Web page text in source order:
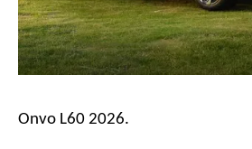
Onvo L60 2026.